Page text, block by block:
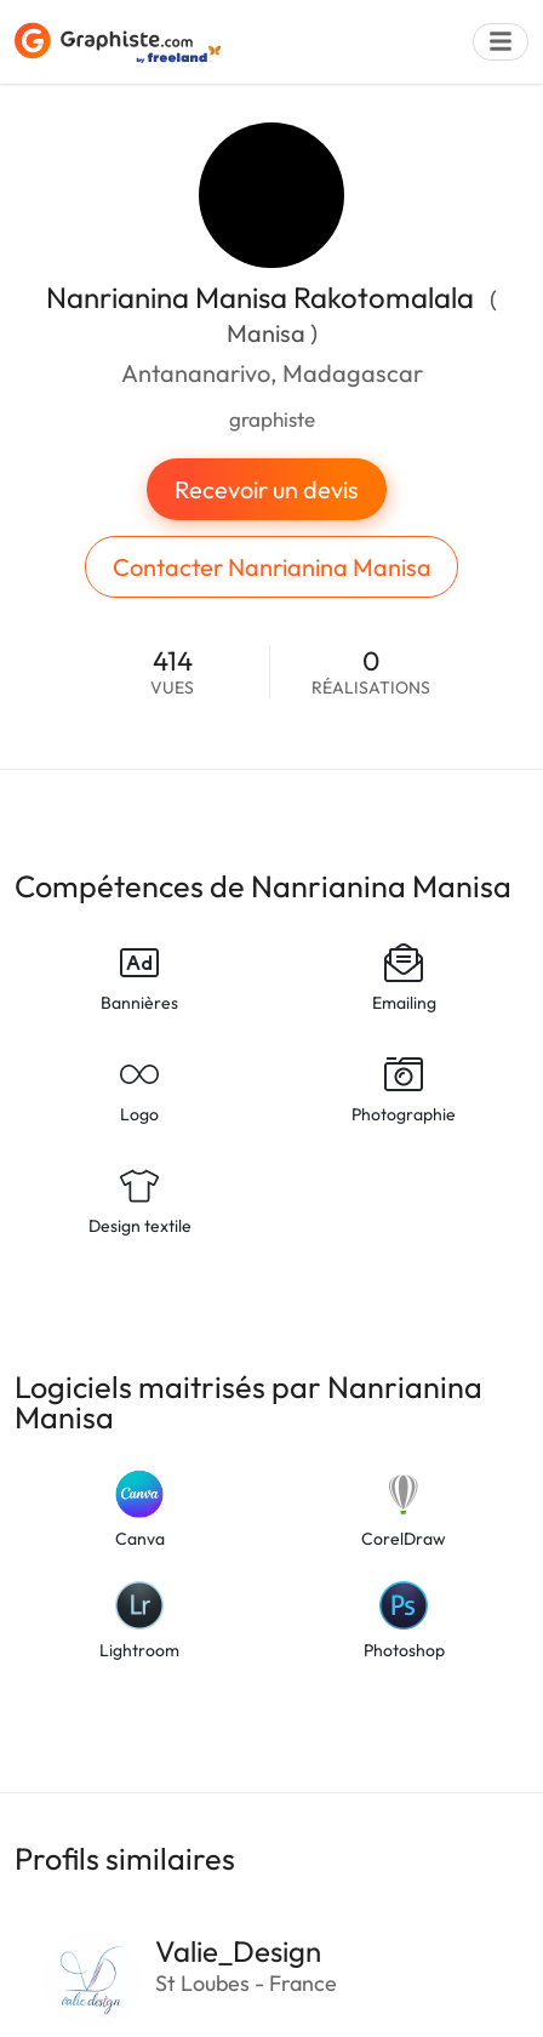
Nanrianina Manisa Rakotomalala (
Manisa )
Antananarivo, Madagascar
graphiste
Recevoir un devis
Contacter Nanrianina Manisa
414
VUES
0
RÉALISATIONS
Compétences de Nanrianina Manisa
Bannières Emailing
Logo Photographie
Design textile
Logiciels maitrisés par Nanrianina
Manisa
Canva CorelDraw
Lightroom Photoshop
Profils similaires
Valie_Design
St Loubes - France